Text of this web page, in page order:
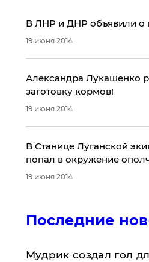
В ЛНР и ДНР объявили о
19 июня 2014
Александра Лукашенко
заготовку кормов!
19 июня 2014
В Станице Луганской
попал в окружение
19 июня 2014
Последние
Мудрик создал гол